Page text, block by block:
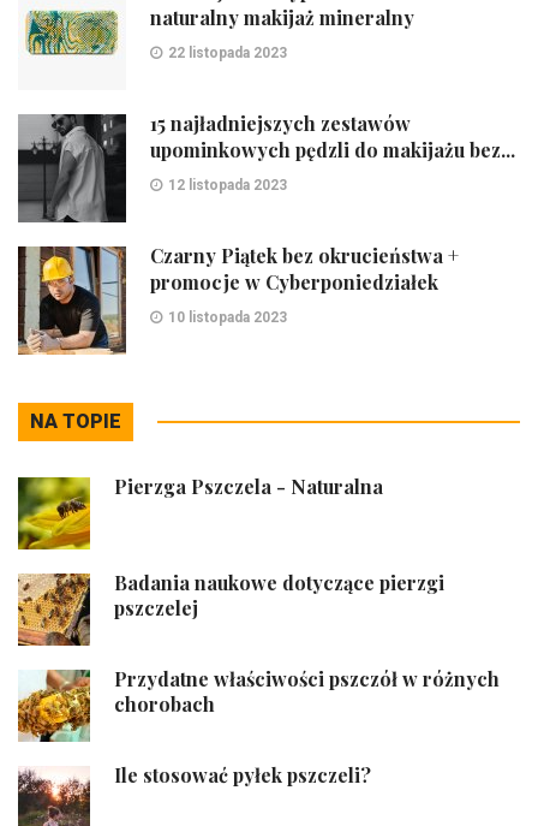
naturalny makijaż mineralny
22 listopada 2023
15 najładniejszych zestawów
upominkowych pędzli do makijażu bez...
12 listopada 2023
Czarny Piątek bez okrucieństwa +
promocje w Cyberponiedziałek
10 listopada 2023
NA TOPIE
Pierzga Pszczela - Naturalna
Badania naukowe dotyczące pierzgi
pszczelej
Przydatne właściwości pszczół w różnych
chorobach
Ile stosować pyłek pszczeli?